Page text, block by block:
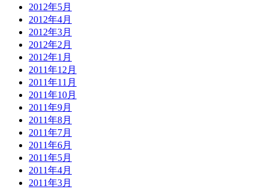
2012年5月
2012年4月
2012年3月
2012年2月
2012年1月
2011年12月
2011年11月
2011年10月
2011年9月
2011年8月
2011年7月
2011年6月
2011年5月
2011年4月
2011年3月